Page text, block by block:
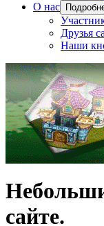
О нас
Друзья
Наши
сайте.